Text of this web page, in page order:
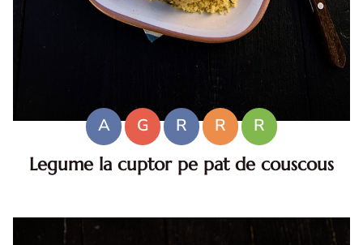
A G R R
R
Legume la cuptor pe pat de couscous
legume la cuptor